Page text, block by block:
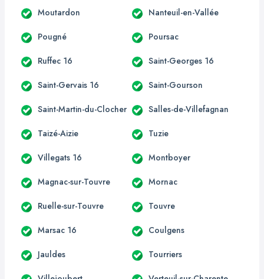
Moutardon Nanteuil-en-Vallée
Pougné Poursac
Ruffec 16 Saint-Georges 16
Saint-Gervais 16 Saint-Gourson
Saint-Martin-du-Clocher Salles-de-Villefagnan
Taizé-Aizie Tuzie
Villegats 16 Montboyer
Magnac-sur-Touvre Mornac
Ruelle-sur-Touvre Touvre
Marsac 16 Coulgens
Jauldes Tourriers